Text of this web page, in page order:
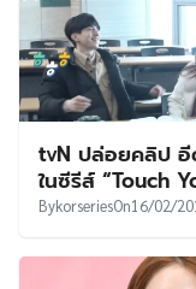
tvN ปล่อยคลิป
ในซีรีส์ “Touch
BykorseriesOn16/02/